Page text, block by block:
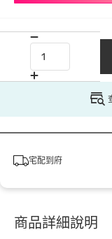
宅配到府
商品詳細說明